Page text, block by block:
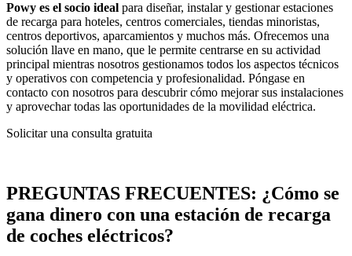
Powy es el socio ideal para diseñar, instalar y gestionar estaciones
de recarga para hoteles, centros comerciales, tiendas minoristas,
centros deportivos, aparcamientos y muchos más. Ofrecemos una
solución llave en mano, que le permite centrarse en su actividad
principal mientras nosotros gestionamos todos los aspectos técnicos
y operativos con competencia y profesionalidad. Póngase en
contacto con nosotros para descubrir cómo mejorar sus instalaciones
y aprovechar todas las oportunidades de la movilidad eléctrica.
Solicitar una consulta gratuita
PREGUNTAS FRECUENTES: ¿Cómo se
gana dinero con una estación de recarga
de coches eléctricos?